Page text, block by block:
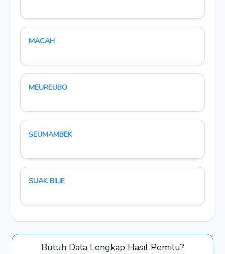
MACAH
MEUREUBO
SEUMAMBEK
SUAK BILIE
Butuh Data Lengkap Hasil Pemilu?